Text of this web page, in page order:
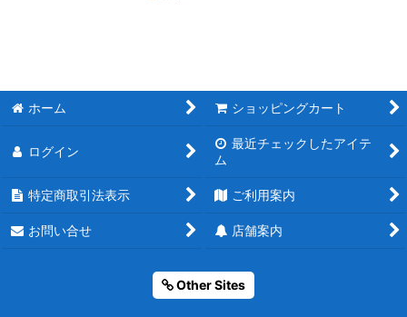
ホーム ショッピングカート
ログイン
最近チェックしたアイテ
ム
特定商取引法表示 ご利用案内
お問い合せ 店舗案内
Other Sites